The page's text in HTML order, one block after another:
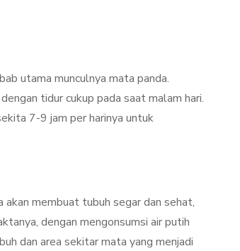
utama munculnya mata panda.
tidur cukup pada saat malam hari.
7-9 jam per harinya untuk
akan membuat tubuh segar dan sehat,
dengan mengonsumsi air putih
dan area sekitar mata yang menjadi